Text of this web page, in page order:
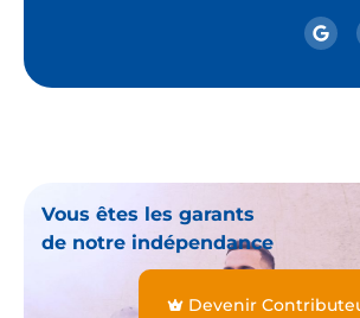
Vous êtes les garants
de notre indépendance
Devenir